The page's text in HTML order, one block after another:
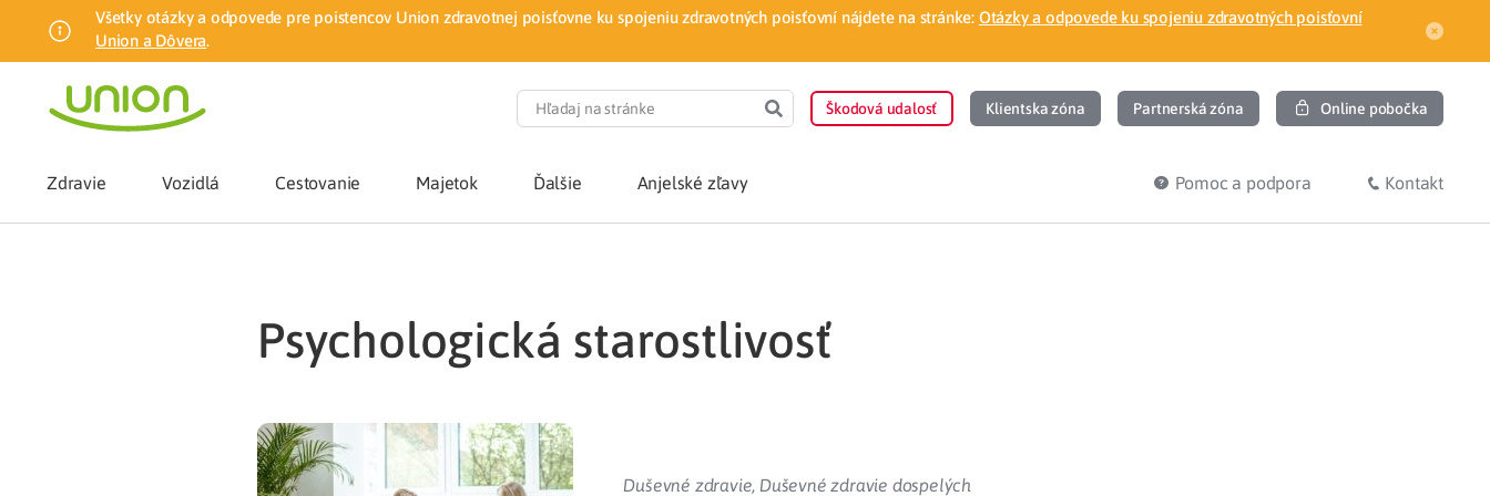
Všetky otázky a odpovede pre poistencov Union zdravotnej poisťovne ku spojeniu zdravotných poisťovní nájdete na stránke: Otázky a odpovede ku spojeniu zdravotných poisťovní
Union a Dôvera.
Škodová udalosť Klientska zóna Partnerská zóna Online pobočka
Zdravie
Zmena zdravotnej poisťovne
Poistenie novorodenca v pohodlí domova Ošetrenie u nezmluvného lekára
Vozidlá Cestovanie Majetok Ďalšie Anjelské zľavy Pomoc a podpora Kontakt
psychologická starostlivosť
Duševné zdravie, Duševné zdravie dospelých